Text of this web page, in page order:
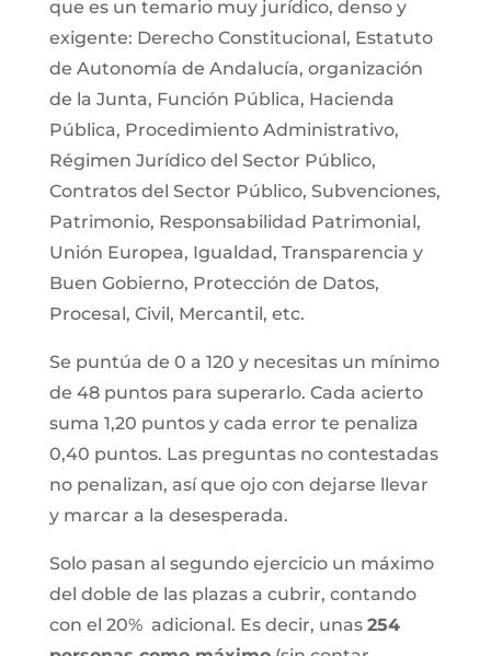
que es un temario muy jurídico, denso y
exigente: Derecho Constitucional, Estatuto
de Autonomía de Andalucía, organización
de la Junta, Función Pública, Hacienda
Pública, Procedimiento Administrativo,
Régimen Jurídico del Sector Público,
Contratos del Sector Público, Subvenciones,
Patrimonio, Responsabilidad Patrimonial,
Unión Europea, Igualdad, Transparencia y
Buen Gobierno, Protección de Datos,
Procesal, Civil, Mercantil, etc.
Se puntúa de 0 a 120 y necesitas un mínimo
de 48 puntos para superarlo. Cada acierto
suma 1,20 puntos y cada error te penaliza
0,40 puntos. Las preguntas no contestadas
no penalizan, así que ojo con dejarse llevar
y marcar a la desesperada.
Solo pasan al segundo ejercicio un máximo
del doble de las plazas a cubrir, contando
con el 20% adicional. Es decir, unas 254